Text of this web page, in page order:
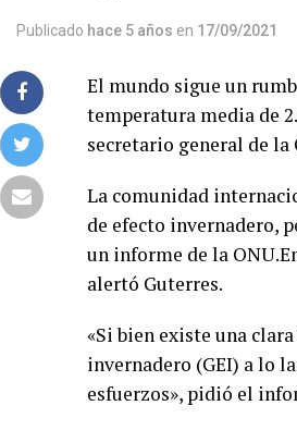
Publicado hace 5 años en 17/09/2021
El mundo sigue un
temperatura media de
secretario general de
La comunidad
de efecto invernadero,
un informe de la
alertó Guterres.
«Si bien existe una
invernadero (GEI) a lo
esfuerzos», pidió el